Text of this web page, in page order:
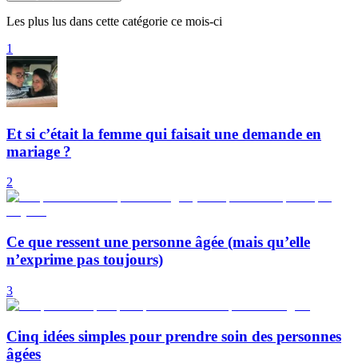
Les plus lus dans cette catégorie ce mois-ci
1
Et si c’était la femme qui faisait une demande en
mariage ?
2
Ce que ressent une personne âgée (mais qu’elle
n’exprime pas toujours)
3
Cinq idées simples pour prendre soin des personnes
âgées